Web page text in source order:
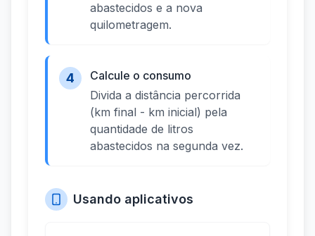
abastecidos e a nova
quilometragem.
4
Calcule o consumo
Divida a distância percorrida
(km final - km inicial) pela
quantidade de litros
abastecidos na segunda vez.
Usando aplicativos